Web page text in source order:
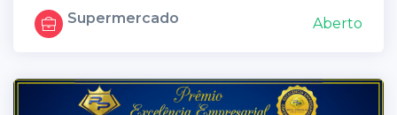
Supermercado Aberto